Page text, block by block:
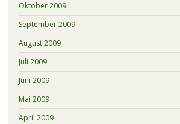
Oktober 2009
September 2009
August 2009
Juli 2009
Juni 2009
Mai 2009
April 2009